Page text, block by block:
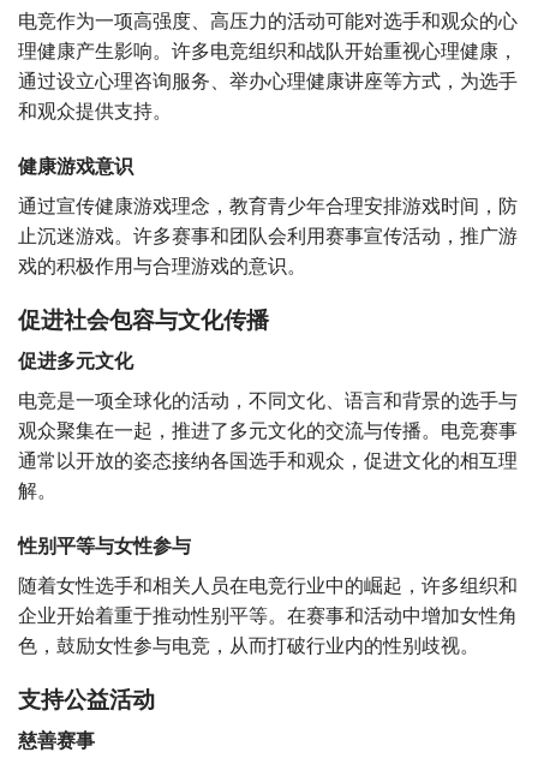
电竞作为一项高强度、高压力的活动可能对选手和观众的心
理健康产生影响。许多电竞组织和战队开始重视心理健康，
通过设立心理咨询服务、举办心理健康讲座等方式，为选手
和观众提供支持。
健康游戏意识
通过宣传健康游戏理念，教育青少年合理安排游戏时间，防
止沉迷游戏。许多赛事和团队会利用赛事宣传活动，推广游
戏的积极作用与合理游戏的意识。
促进社会包容与文化传播
促进多元文化
电竞是一项全球化的活动，不同文化、语言和背景的选手与
观众聚集在一起，推进了多元文化的交流与传播。电竞赛事
通常以开放的姿态接纳各国选手和观众，促进文化的相互理
解。
性别平等与女性参与
随着女性选手和相关人员在电竞行业中的崛起，许多组织和
企业开始着重于推动性别平等。在赛事和活动中增加女性角
色，鼓励女性参与电竞，从而打破行业内的性别歧视。
支持公益活动
慈善赛事